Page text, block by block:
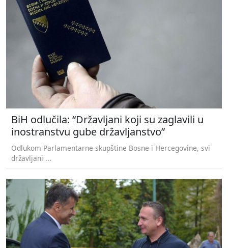
BiH odlučila: “Državljani koji su zaglavili u
inostranstvu gube državljanstvo”
Odlukom Parlamentarne skupštine Bosne i Hercegovine, svi
državljani ...